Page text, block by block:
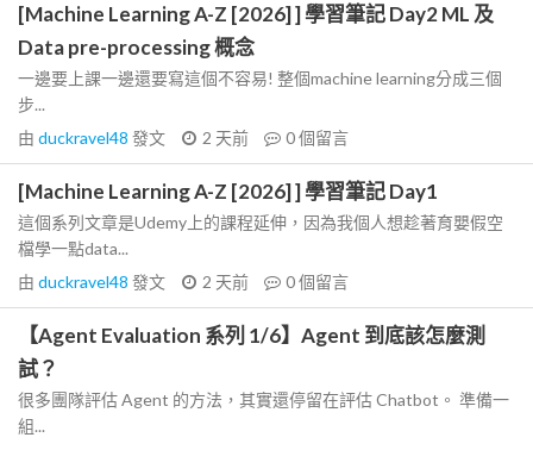
[Machine Learning A-Z [2026] ] 學習筆記 Day2 ML 及
Data pre-processing 概念
一邊要上課一邊還要寫這個不容易! 整個machine learning分成三個
步...
由 duckravel48 發文 2 天前 0個留言
[Machine Learning A-Z [2026] ] 學習筆記 Day1
這個系列文章是Udemy上的課程延伸，因為我個人想趁著育嬰假空
檔學一點data...
由 duckravel48 發文 2 天前 0個留言
【Agent Evaluation 系列 1/6】Agent 到底該怎麼測
試？
很多團隊評估 Agent 的方法，其實還停留在評估 Chatbot。 準備一
組...